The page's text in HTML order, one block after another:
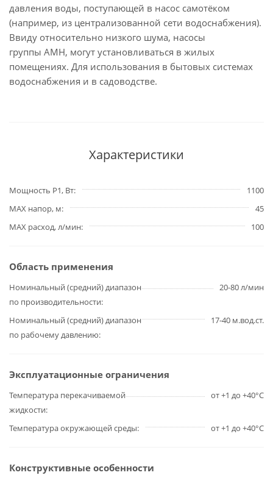
давления воды, поступающей в насос самотёком
(например, из централизованной сети водоснабжения).
Ввиду относительно низкого шума, насосы
группы AMH, могут установливаться в жилых
помещениях. Для использования в бытовых системах
водоснабжения и в садоводстве.
Характеристики
Мощность P1, Вт
1100
MAX напор, м
45
MAX расход, л/мин
100
Область применения
Номинальный (средний) диапазон
по производительности
20-80 л/мин
Номинальный (средний) диапазон
по рабочему давлению
17-40 м.вод.ст.
Эксплуатационные ограничения
Температура перекачиваемой
жидкости
от +1 до +40°С
Температура окружающей среды от +1 до +40°С
Конструктивные особенности